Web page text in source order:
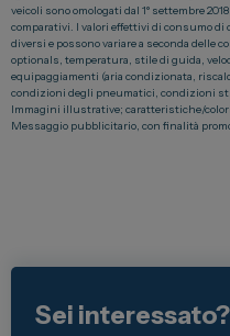
veicoli sono omologati dal 1° settembre
comparativi. I valori effettivi di consumo di
diversi e possono variare a seconda delle
optionals, temperatura, stile di guida,
equipaggiamenti (aria condizionata,
condizioni degli pneumatici, condizioni
Immagini illustrative; caratteristiche/
Messaggio pubblicitario, con finalità
Sei interessato?